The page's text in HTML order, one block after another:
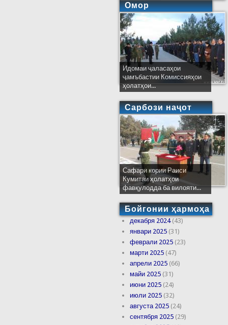
Омор
Идомаи ҷаласаҳои
ҷамъбастии Комиссияҳои
ҳолатҳои...
Сарбози наҷот
Сафари кории Раиси
Кумитаи ҳолатҳои
фавқулодда ба вилояти...
Бойгонии ҳармоҳа
декабря 2024(43)
январи 2025 (31)
феврали 2025 (23)
марти 2025 (47)
апрели 2025 (66)
майи 2025 (31)
июни 2025 (24)
июли 2025 (32)
августа 2025 (24)
сентября 2025 (29)